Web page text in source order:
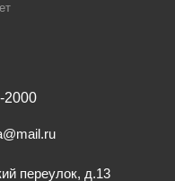
2000
переулок, д.13